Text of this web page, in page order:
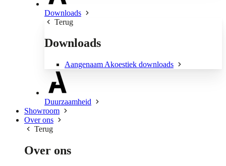
Downloads
Terug
Downloads
Aangenaam Akoestiek downloads
Duurzaamheid
Showroom
Over ons
Terug
Over ons